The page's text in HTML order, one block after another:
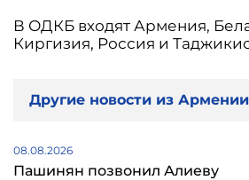
В ОДКБ входят Армения,
Киргизия, Россия и
Другие новости из Армении
08.08.2026
Пашинян позвонил Алиеву